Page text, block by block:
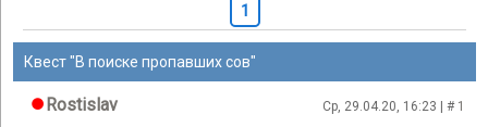
1
Квест "В поиске пропавших сов"
Rostislav Ср, 29.04.20, 16:23 | # 1